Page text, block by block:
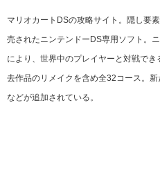
マリオカートDSの攻略サイト。隠し要
売されたニンテンドーDS専用ソフト。
により、世界中のプレイヤーと対戦で
去作品のリメイクを含め全32コース。新
などが追加されている。